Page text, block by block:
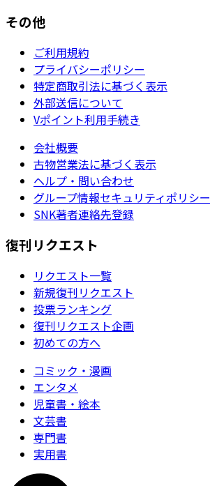
その他
ご利用規約
プライバシーポリシー
特定商取引法に基づく表示
外部送信について
Vポイント利用手続き
会社概要
古物営業法に基づく表示
ヘルプ・問い合わせ
グループ情報セキュリティポリシー
SNK著者連絡先登録
復刊リクエスト
リクエスト一覧
新規復刊リクエスト
投票ランキング
復刊リクエスト企画
初めての方へ
コミック・漫画
エンタメ
児童書・絵本
文芸書
専門書
実用書